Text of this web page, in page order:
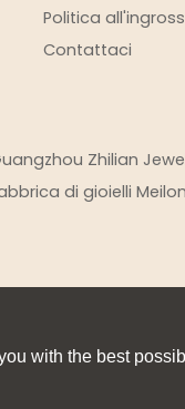
Politica
Contattaci
Zhilian
di gioielli
with the best